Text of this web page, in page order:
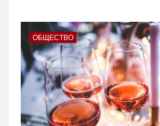
ОБЩЕСТВО